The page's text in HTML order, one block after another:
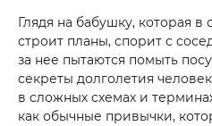
Глядя на бабушку, которая в
строит планы, спорит с
за нее пытаются помыть
секреты долголетия
в сложных схемах и
как обычные привычки,